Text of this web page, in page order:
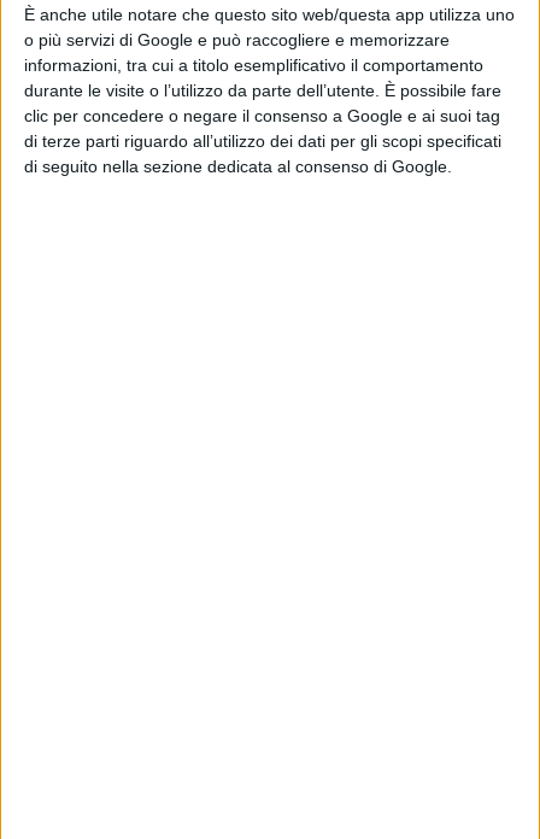
È anche utile notare che questo sito web/questa app utilizza uno
o più servizi di Google e può raccogliere e memorizzare
informazioni, tra cui a titolo esemplificativo il comportamento
durante le visite o l’utilizzo da parte dell’utente. È possibile fare
clic per concedere o negare il consenso a Google e ai suoi tag
di terze parti riguardo all’utilizzo dei dati per gli scopi specificati
di seguito nella sezione dedicata al consenso di Google.